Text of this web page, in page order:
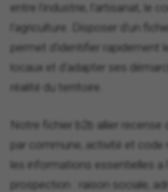
entre l'industrie, l'artisanat, le
l'agriculture. Disposer d'un
permet d'identifier rapidement
locaux et d'adapter ses
réalité du territoire.
Notre fichier b2b allier
par commune, activité et code
les informations essentielles a
prospection : raison sociale,